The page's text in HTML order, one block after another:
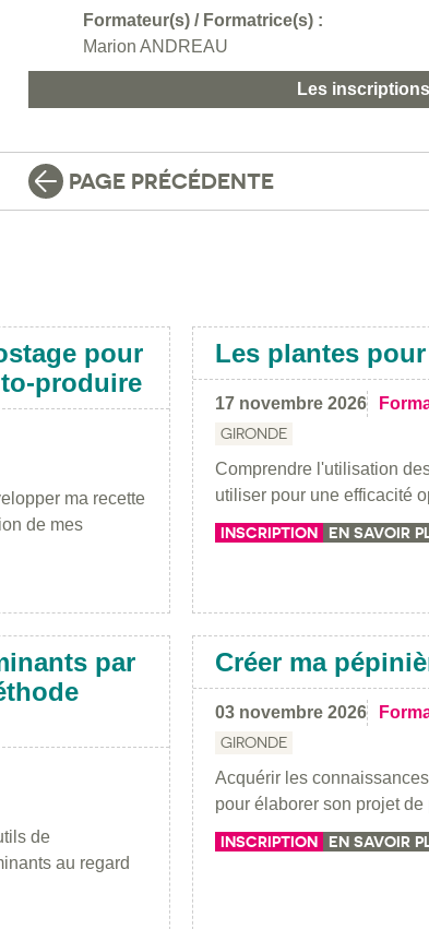
Formateur(s) / Formatrice(s) :
Marion ANDREAU
Les
PAGE PRÉCÉDENTE
pour
produire
ma recette
de mes
Les plantes
17 novembre 2026
GIRONDE
Comprendre l'utilisation
utiliser pour une efficacité
INSCRIPTION EN SAVOIR
par
de
au regard
Créer ma
03 novembre 2026
GIRONDE
Acquérir les
pour élaborer son projet de
INSCRIPTION EN SAVOIR